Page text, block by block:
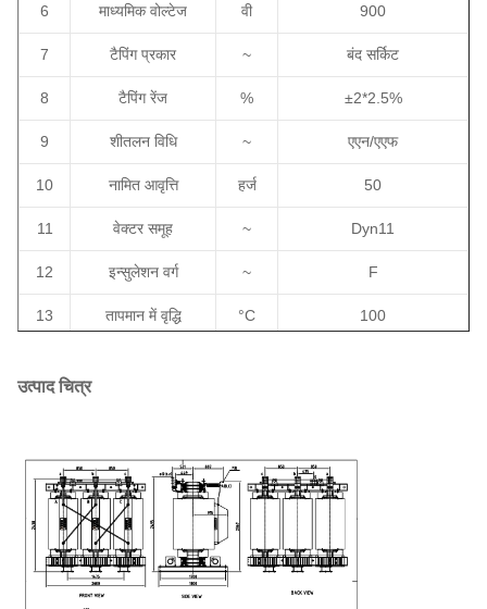
6 माध्यमिक वोल्टेज वी 900
7 टैपिंग प्रकार ~ बंद सर्किट
8 टैपिंग रेंज % ±2*2.5%
9 शीतलन विधि ~ एएन/एएफ
10 नामित आवृत्ति हर्ज 50
11 वेक्टर समूह ~ Dyn11
12 इन्सुलेशन वर्ग ~ F
13 तापमान में वृद्धि °C 100
17 घुमावदार सामग्री ~ एल्यूमीनियम
कोर सामग्री
उत्पाद चित्र